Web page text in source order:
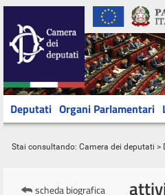
Deputati Organi Parlamentari
Stai consultando: Camera dei deputati >
scheda biografica